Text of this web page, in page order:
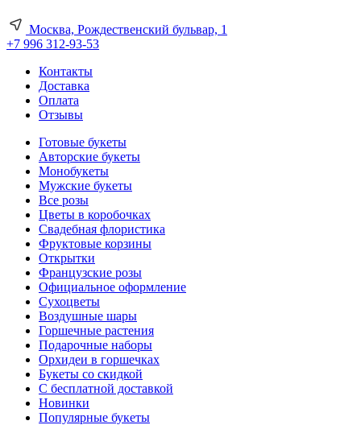
Москва, Рождественский бульвар, 1
+7 996 312-93-53
Контакты
Доставка
Оплата
Отзывы
Готовые букеты
Авторские букеты
Монобукеты
Мужские букеты
Все розы
Цветы в коробочках
Свадебная флористика
Фруктовые корзины
Открытки
Французские розы
Официальное оформление
Сухоцветы
Воздушные шары
Горшечные растения
Подарочные наборы
Орхидеи в горшечках
Букеты со скидкой
С бесплатной доставкой
Новинки
Популярные букеты